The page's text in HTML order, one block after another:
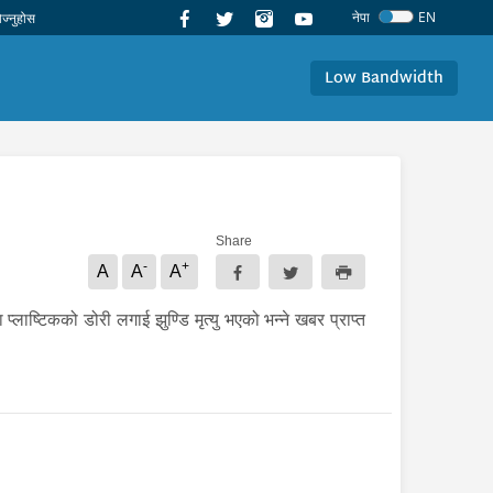
नेपा EN
Low Bandwidth
A A- A+
Share
डोरी लगाई झुण्डि मृत्यु भएको भन्ने खबर प्राप्त